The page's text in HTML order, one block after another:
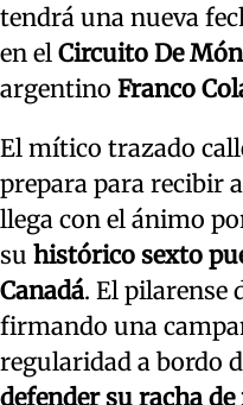
tendrá una nueva
en el Circuito De
argentino Franco
El mítico trazado
prepara para recibir
llega con el ánimo
su histórico sexto
Canadá. El pilarense
firmando una
regularidad a bordo
defender su racha